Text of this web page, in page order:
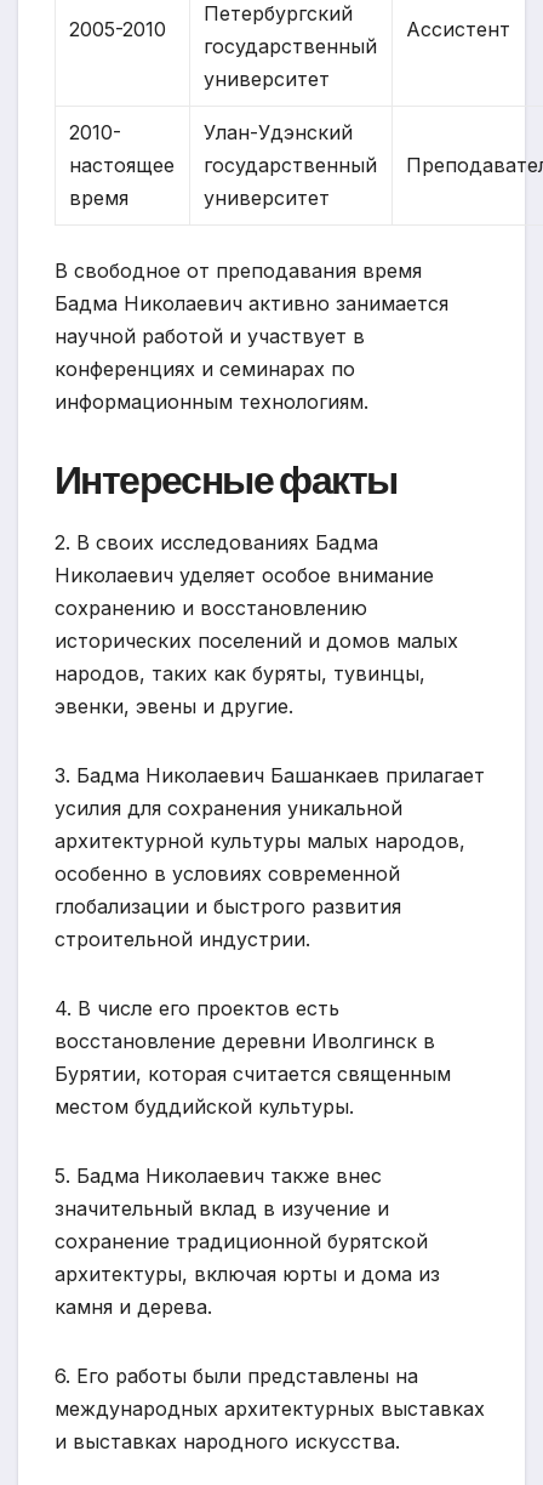
2005-2010
Петербургский
государственный
университет
Ассистент
2010-
настоящее
время
Улан-Удэнский
государственный
университет
В свободное от преподавания время
Бадма Николаевич активно занимается
научной работой и участвует в
конференциях и семинарах по
информационным технологиям.
Интересные факты
2. В своих исследованиях Бадма
Николаевич уделяет особое внимание
сохранению и восстановлению
исторических поселений и домов малых
народов, таких как буряты, тувинцы,
эвенки, эвены и другие.
3. Бадма Николаевич Башанкаев прилагает
усилия для сохранения уникальной
архитектурной культуры малых народов,
особенно в условиях современной
глобализации и быстрого развития
строительной индустрии.
4. В числе его проектов есть
восстановление деревни Иволгинск в
Бурятии, которая считается священным
местом буддийской культуры.
5. Бадма Николаевич также внес
значительный вклад в изучение и
сохранение традиционной бурятской
архитектуры, включая юрты и дома из
камня и дерева.
6. Его работы были представлены на
международных архитектурных выставках
и выставках народного искусства.